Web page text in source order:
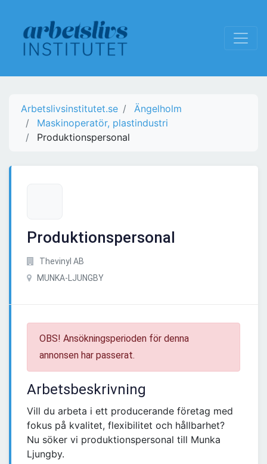
Arbetslivsinstitutet.se
Ängelholm
Maskinoperatör, plastindustri
Produktionspersonal
Produktionspersonal
Thevinyl AB
MUNKA-LJUNGBY
OBS! Ansökningsperioden för denna
annonsen har passerat.
Arbetsbeskrivning
Vill du arbeta i ett producerande företag med
fokus på kvalitet, flexibilitet och hållbarhet?
Nu söker vi produktionspersonal till Munka
Ljungby.